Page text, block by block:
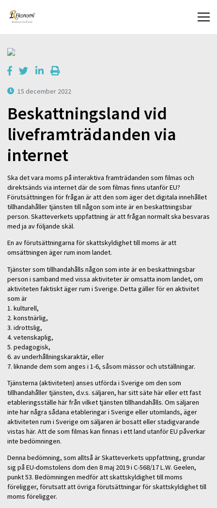
15 december 2022
Beskattningsland vid
liveframträdanden via
internet
Ska det vara moms på interaktiva framträdanden som filmas och
direktsänds via internet där de som filmas finns utanför EU?
Förutsättningen för frågan är att den som äger det digitala innehållet
tillhandahåller tjänsten till någon som inte är en beskattningsbar
person. Skatteverkets uppfattning är att frågan normalt ska besvaras
med ja av följande skäl.
En av förutsättningarna för skattskyldighet till moms är att
omsättningen äger rum inom landet.
Tjänster som tillhandahålls någon som inte är en beskattningsbar
person i samband med vissa aktiviteter är omsatta inom landet, om
aktiviteten faktiskt äger rum i Sverige. Detta gäller för en aktivitet
som är
1. kulturell,
2. konstnärlig,
3. idrottslig,
4. vetenskaplig,
5. pedagogisk,
6. av underhållningskaraktär, eller
7. liknande dem som anges i 1-6, såsom mässor och utställningar.
Tjänsterna (aktiviteten) anses utförda i Sverige om den som
tillhandahåller tjänsten, d.v.s. säljaren, har sitt säte här eller ett fast
etableringsställe här från vilket tjänsten tillhandahålls. Om säljaren
inte har några sådana etableringar i Sverige eller utomlands, äger
aktiviteten rum i Sverige om säljaren är bosatt eller stadigvarande
vistas här. Att de som filmas kan finnas i ett land utanför EU påverkar
inte bedömningen.
Denna bedömning, som alltså är Skatteverkets uppfattning, grundar
sig på EU-domstolens dom den 8 maj 2019 i C-568/17 L.W. Geelen,
punkt 53. Bedömningen medför att skattskyldighet till moms
föreligger, förutsatt att övriga förutsättningar för skattskyldighet till
moms föreligger.